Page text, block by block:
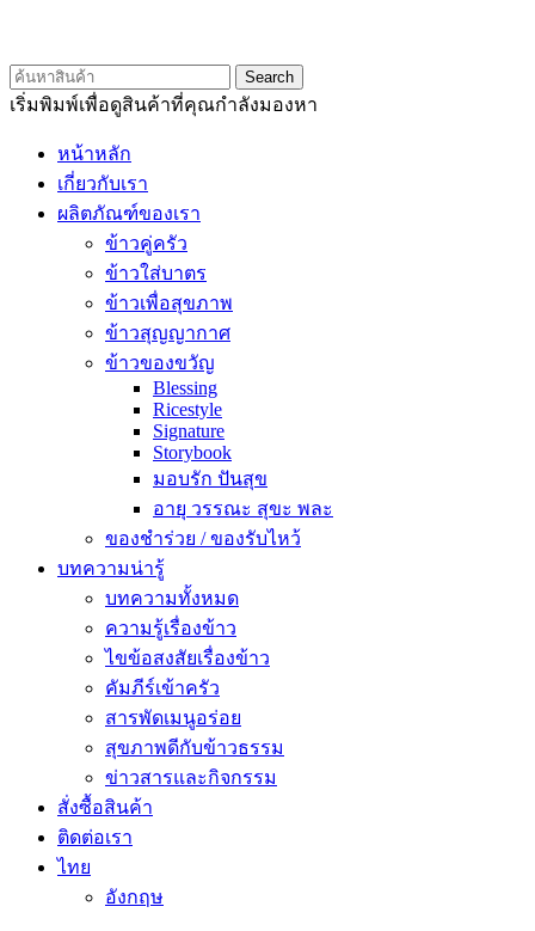
Search
เริ่มพิมพ์เพื่อดูสินค้าที่คุณกำลังมองหา
หน้าหลัก
เกี่ยวกับเรา
ผลิตภัณฑ์ของเรา
ข้าวคู่ครัว
ข้าวใส่บาตร
ข้าวเพื่อสุขภาพ
ข้าวสุญญากาศ
ข้าวของขวัญ
Blessing
Ricestyle
Signature
Storybook
มอบรัก ปันสุข
อายุ วรรณะ สุขะ พละ
ของชำร่วย / ของรับไหว้
บทความน่ารู้
บทความทั้งหมด
ความรู้เรื่องข้าว
ไขข้อสงสัยเรื่องข้าว
คัมภีร์เข้าครัว
สารพัดเมนูอร่อย
สุขภาพดีกับข้าวธรรม
ข่าวสารและกิจกรรม
สั่งซื้อสินค้า
ติดต่อเรา
ไทย
อังกฤษ